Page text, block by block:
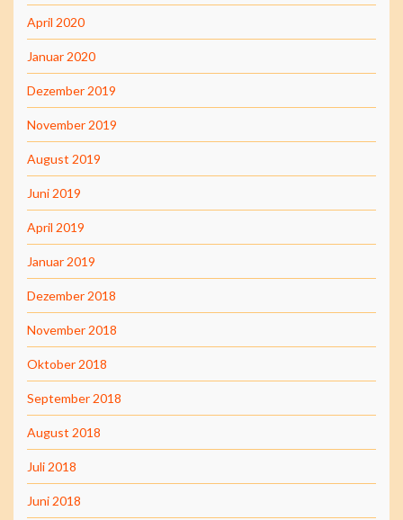
April 2020
Januar 2020
Dezember 2019
November 2019
August 2019
Juni 2019
April 2019
Januar 2019
Dezember 2018
November 2018
Oktober 2018
September 2018
August 2018
Juli 2018
Juni 2018